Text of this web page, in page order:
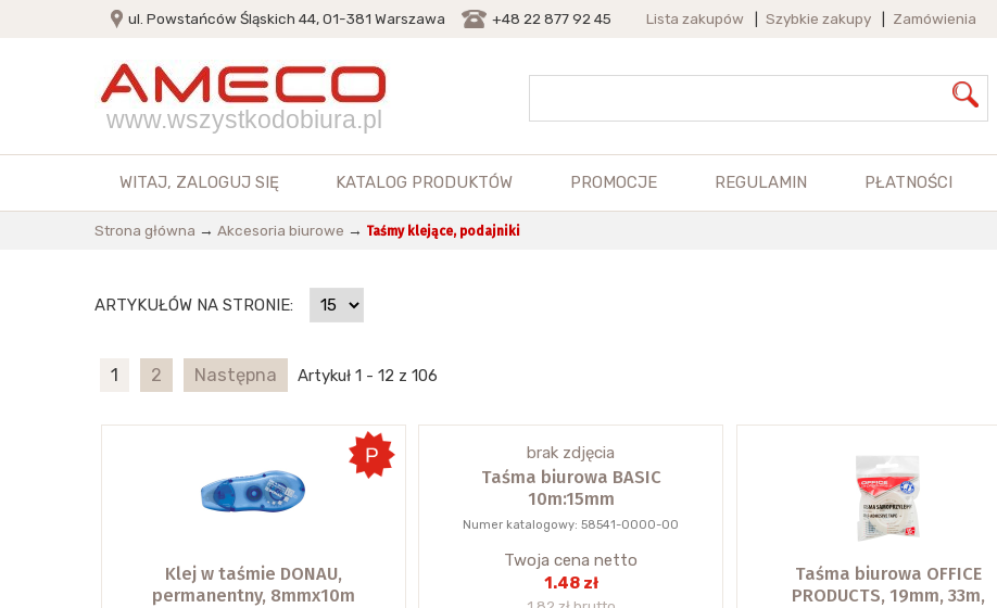
ul. Powstańców Śląskich 44, 01-381 Warszawa +48 22 877 92 45 Lista zakupów Szybkie zakupy Zamówienia
www.wszystkodobiura.pl
WITAJ, ZALOGUJ SIĘ KATALOG PRODUKTÓW PROMOCJE REGULAMIN PŁATNOŚCI
Strona główna → Akcesoria biurowe → Taśmy klejące, podajniki
ARTYKUŁÓW NA STRONIE:
1 2 Następna Artykuł 1 - 12 z 106
Klej w taśmie DONAU,
permanentny, 8mmx10m
brak zdjęcia
Taśma biurowa BASIC
10m:15mm
Numer katalogowy: 58541-0000-00
Twoja cena netto
1.48 zł
Taśma biurowa OFFICE
PRODUCTS, 19mm, 33m,